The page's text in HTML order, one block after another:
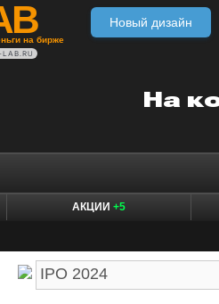
на бирже
Новый дизайн
АКЦИИ +5